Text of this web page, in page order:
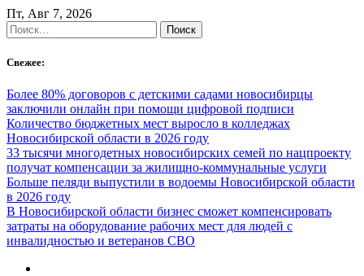
Skip
to
content
Пт, Авг 7, 2026
Найти:
Свежее:
Более 80% договоров с детскими садами новосибирцы
заключили онлайн при помощи цифровой подписи
Количество бюджетных мест выросло в колледжах
Новосибирской области в 2026 году
33 тысячи многодетных новосибирских семей по нацпроекту
получат компенсации за жилищно-коммунальные услуги
Больше пеляди выпустили в водоемы Новосибирской области
в 2026 году
В Новосибирской области бизнес сможет компенсировать
затраты на оборудование рабочих мест для людей с
инвалидностью и ветеранов СВО